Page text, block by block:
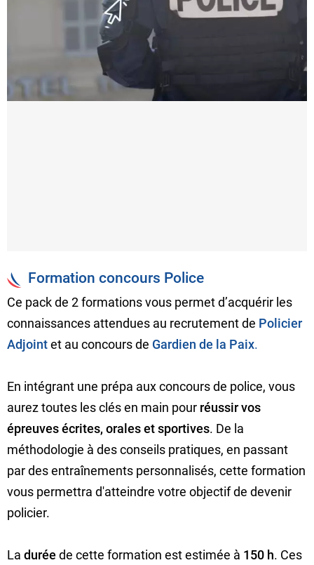
Formation concours Police
Ce pack de 2 formations vous permet d’acquérir les
connaissances attendues au recrutement de Policier
Adjointet au concours de Gardien de la Paix.
En intégrant une prépa aux concours de police, vous
aurez toutes les clés en main pour réussir vos
épreuves écrites, orales et sportives. De la
méthodologie à des conseils pratiques, en passant
par des entraînements personnalisés, cette formation
vous permettra d'atteindre votre objectif de devenir
policier.
La durée de cette formation est estimée à 150 h. Ces